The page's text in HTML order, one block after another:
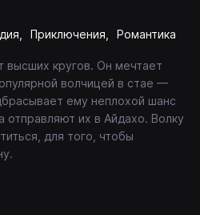
Приключения Романтика
высших кругов. Он мечтает
волчицей в стае —
ему неплохой шанс
отправляют их в Айдахо. Волку
для того, чтобы